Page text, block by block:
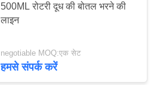
500ML रोटरी दूध की बोतल भरने की
लाइन
negotiable MOQ:एक सेट
हमसे संपर्क करें